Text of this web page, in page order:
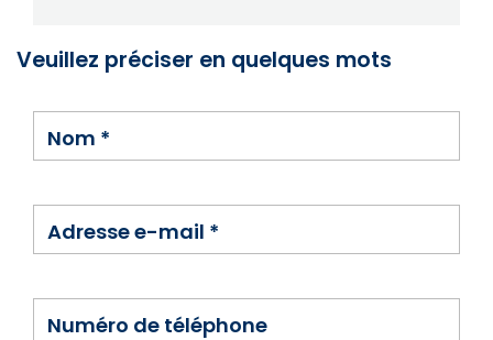
Veuillez préciser en quelques mots
Nom *
Adresse e-mail *
Numéro de téléphone